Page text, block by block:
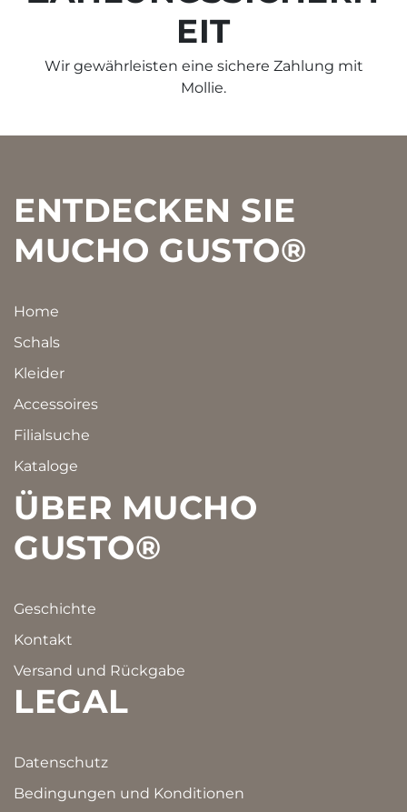
EIT
Wir gewährleisten eine sichere Zahlung mit
Mollie.
Footer
ENTDECKEN SIE
MUCHO GUSTO®
Home
Schals
Kleider
Accessoires
Filialsuche
Kataloge
ÜBER MUCHO
GUSTO®
Geschichte
Kontakt
Versand und Rückgabe
LEGAL
Datenschutz
Bedingungen und Konditionen